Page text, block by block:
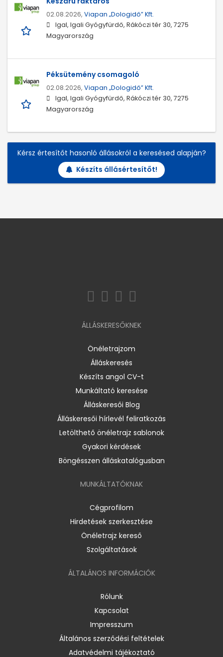
02.08.2026, Viapan „Dologidő” Kft.
Igal, Igali Gyógyfürdő, Rákóczi tér 30, 7275
Magyarország
Péksütemény csomagoló
02.08.2026, Viapan „Dologidő” Kft.
Igal, Igali Gyógyfürdő, Rákóczi tér 30, 7275
Magyarország
Kérsz értesítőt hasonló állásokról a keresésed alapján?
Készíts állásértesítőt!
ÁLLÁSKERESŐKNEK
Önéletrajzom
Álláskeresés
Készíts angol CV-t
Munkáltató keresése
Álláskeresői Blog
Álláskeresői hírlevél feliratkozás
Letölthető önéletrajz sablonok
Gyakori kérdések
Böngésszen álláskatalógusban
MUNKÁLTATÓKNAK
Cégprofilom
Hirdetések szerkesztése
Önéletrajz kereső
Szolgáltatások
ÁLTALÁNOS INFORMÁCIÓK
Rólunk
Kapcsolat
Impresszum
Általános szerződési feltételek
Adatvédelmi tájékoztató